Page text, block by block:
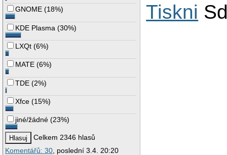
GNOME (18%)
KDE Plasma (30%)
LXQt (6%)
MATE (6%)
TDE (2%)
Xfce (15%)
jiné/žádné (23%)
Celkem 2346 hlasů
Komentářů: 30 , poslední 3.4. 20:20
Tiskni